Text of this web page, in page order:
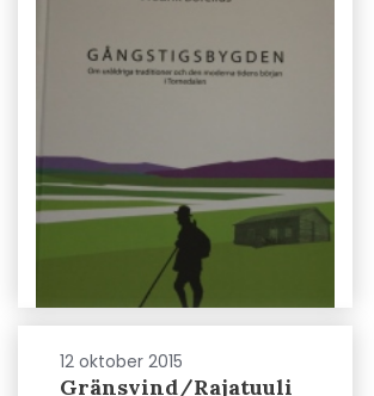
12 oktober 2015
Gränsvind/Rajatuuli